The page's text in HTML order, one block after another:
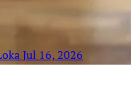
Jul 16, 2026